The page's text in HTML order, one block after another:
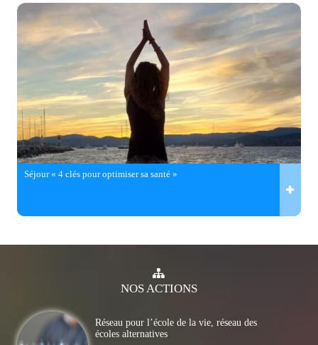
Séjour « 4 clés pour optimiser sa santé »
NOSACTIONS
Réseau pour l’école de la vie, réseau des
écoles alternatives